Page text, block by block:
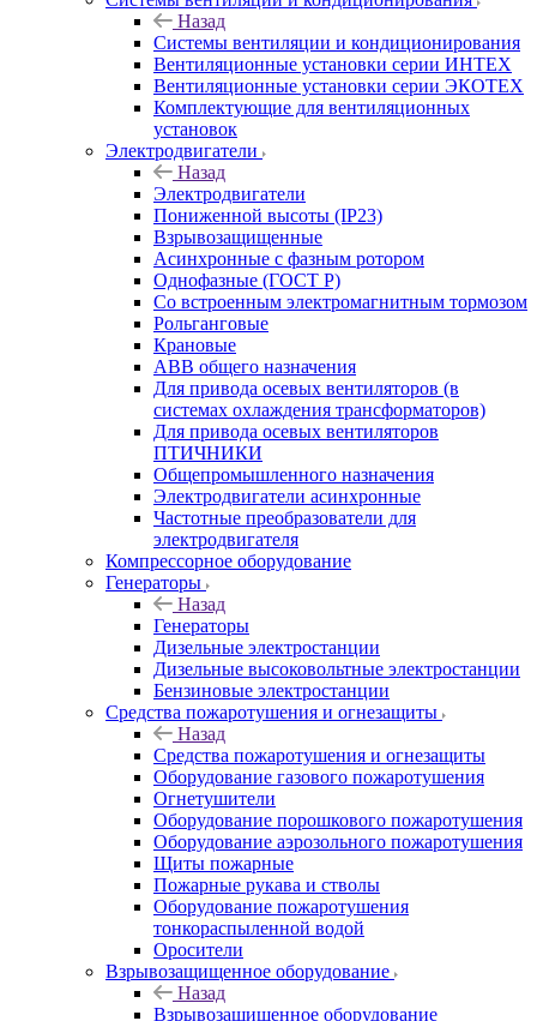
Назад
Системы вентиляции и кондиционирования
Вентиляционные установки серии ИНТЕХ
Вентиляционные установки серии ЭКОТЕХ
Комплектующие для вентиляционных
установок
Электродвигатели
Назад
Электродвигатели
Пониженной высоты (IP23)
Взрывозащищенные
Асинхронные с фазным ротором
Однофазные (ГОСТ Р)
Со встроенным электромагнитным тормозом
Рольганговые
Крановые
АВВ общего назначения
Для привода осевых вентиляторов (в
системах охлаждения трансформаторов)
Для привода осевых вентиляторов
ПТИЧНИКИ
Общепромышленного назначения
Электродвигатели асинхронные
Частотные преобразователи для
электродвигателя
Компрессорное оборудование
Генераторы
Назад
Генераторы
Дизельные электростанции
Дизельные высоковольтные электростанции
Бензиновые электростанции
Средства пожаротушения и огнезащиты
Назад
Средства пожаротушения и огнезащиты
Оборудование газового пожаротушения
Огнетушители
Оборудование порошкового пожаротушения
Оборудование аэрозольного пожаротушения
Щиты пожарные
Пожарные рукава и стволы
Оборудование пожаротушения
тонкораспыленной водой
Оросители
Взрывозащищенное оборудование
Назад
Взрывозащищенное оборудование